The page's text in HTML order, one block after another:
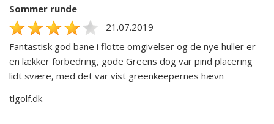
Sommer runde
21.07.2019
Fantastisk god bane i flotte omgivelser og de nye huller er
en lækker forbedring, gode Greens dog var pind placering
lidt svære, med det var vist greenkeepernes hævn
tlgolf.dk